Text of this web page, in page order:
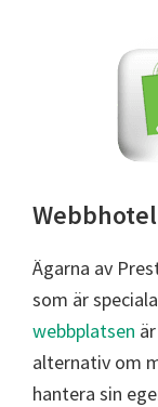
Ägarna av
som är
webbplatsen
alternativ om
hantera sin